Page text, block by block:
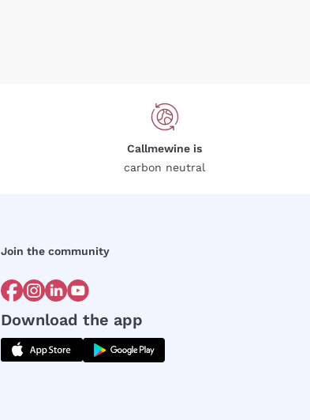
Callmewine is
carbon neutral
Join the community
Download the app